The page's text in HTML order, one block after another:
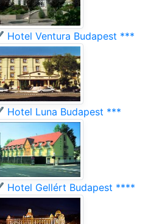
Ventura Budapest ***
Luna Budapest ***
Gellért Budapest ****